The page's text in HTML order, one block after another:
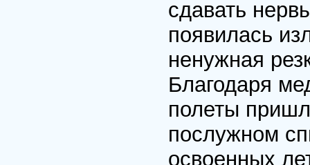
сдавать
появилась
ненужная
Благодаря
полеты
послужном
освоенных